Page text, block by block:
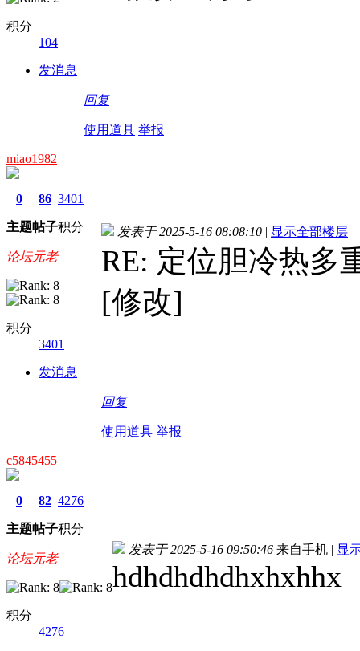
积分
104
发消息
回复
使用道具 举报
miao1982
0
主题
86
帖子
3401
积分
论坛元老
积分
3401
发消息
发表于 2025-5-16 08:08:10 | 显示全部楼层
RE: 定位胆冷热多
[修改]
回复
使用道具 举报
c5845455
0
主题
82
帖子
4276
积分
论坛元老
积分
4276
发表于 2025-5-16 09:50:46 来自手机 | 显
hdhdhdhdhxhxhhx